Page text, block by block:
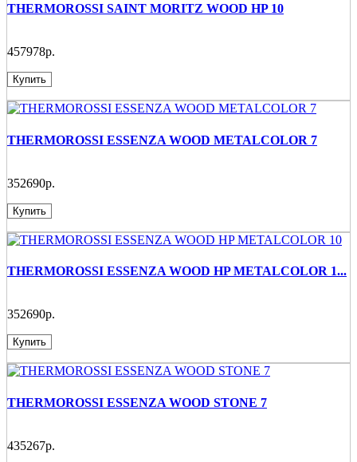
THERMOROSSI SAINT MORITZ WOOD HP 10
457978р.
Купить
THERMOROSSI ESSENZA WOOD METALCOLOR 7
352690р.
Купить
THERMOROSSI ESSENZA WOOD HP METALCOLOR 1...
352690р.
Купить
THERMOROSSI ESSENZA WOOD STONE 7
435267р.